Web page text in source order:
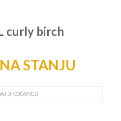
curly birch
STANJU
U KOŠARICU